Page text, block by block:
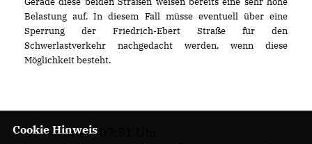
Belastung auf. In diesem Fall müsse eventuell über eine
Sperrung der Friedrich-Ebert Straße für den
Schwerlastverkehr nachgedacht werden, wenn diese
Möglichkeit besteht.
21.06.2012, 07:51 Uhr
Cookie Hinweis